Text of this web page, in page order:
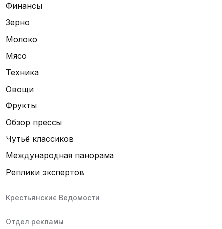
Финансы
Зерно
Молоко
Мясо
Техника
Овощи
Фрукты
Обзор прессы
Чутьё классиков
Международная панорама
Реплики экспертов
Крестьянские Ведомости
Отдел рекламы